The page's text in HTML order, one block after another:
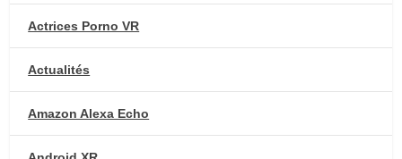
Actrices Porno VR
Actualités
Amazon Alexa Echo